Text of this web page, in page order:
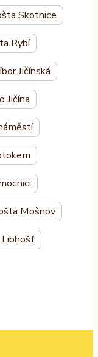
Skotnice
Rybí
Jičínská
Jičína
Mošnov